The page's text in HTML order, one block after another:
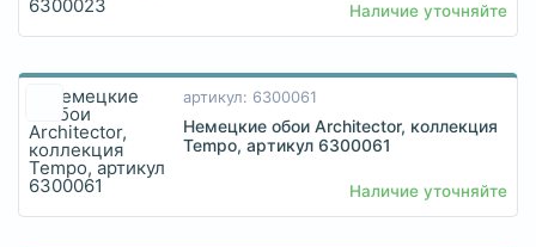
Наличие уточняйте
артикул: 6300061
Немецкие обои Architector, коллекция
Tempo, артикул 6300061
Наличие уточняйте